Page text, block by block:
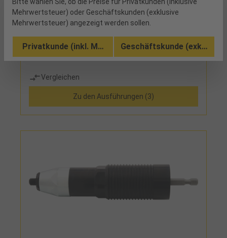
bestellt
Standard (Flachrundkopf)
Vergleichen
Zu den Ausführungen (3)
Mehrwertsteuer) oder Geschäftskunden (exklusive
Mehrwertsteuer) angezeigt werden sollen.
Privatkunde (inkl. MwSt.) Geschäftskunde (exkl.